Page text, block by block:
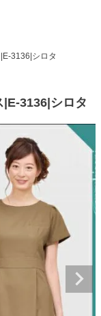
3136|シロタ
3136|シロタ